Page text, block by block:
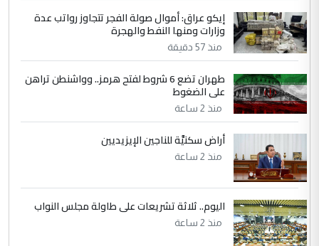
نتشرف بلقاء السيد احمد الصافي في العتبات
الحسنية لزرع ...
الموضوع :
مكتب السيد احمد الصافي : لا يوجود
لدينا اي حساب على الفيس بوك وتويتر
إيكو عراق: أموال صولة الفجر تتجاوز رواتب عدة
وزارات ومنها النفط والهجرة
منذ 57 دقيقة
طهران تضع 6 شروط لفتح هرمز.. وواشنطن تراهن
على الضغوط
منذ 2 ساعة
أراض سكنيَّة للناجين الإيزيديين
منذ 2 ساعة
اليوم.. ثلاثة تشريعات على طاولة مجلس النواب
منذ 2 ساعة